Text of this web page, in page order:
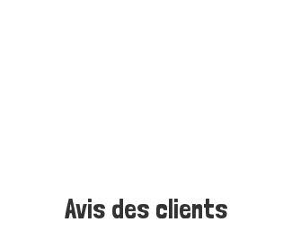
Avis des clients